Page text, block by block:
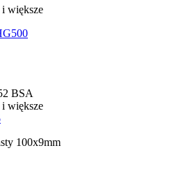
większe
BSA
większe
100x9mm